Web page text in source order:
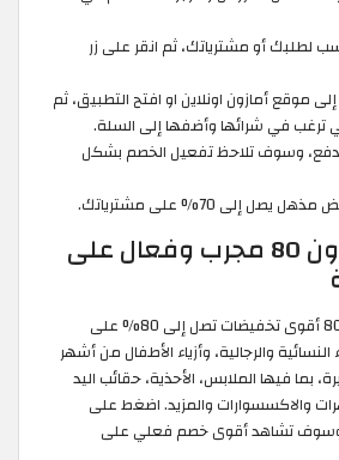
لطلبك أو مشترياتك، ثم انقر على زر
موقع أمازون اونلاين او افتح التطبيق، ثم
ترغب في شرائها وأضفها إلى السلة.
وسوف تلاحظ تفعيل الخصم بشكل
إلى 70% على مشترياتك.
كود خصم امازون 80 مجرب وفعال على
يقدم كود خصم امازون 80 أقوى تخفيضات تصل إلى 80% على
والرجالية، وأزياء الأطفال من أشهر
بما فيها الملابس، الأحذية، حقائب اليد
والاكسسوارات والمزيد. اضغط على
عرض امازون 80 وسوف تشاهد أقوى خصم فعلي على